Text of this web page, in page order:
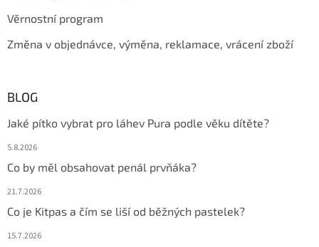
s
Věrnostní program
Změna v objednávce, výměna, reklamace, vrácení zboží
BLOG
Jaké pítko vybrat pro láhev Pura podle věku dítěte?
5.8.2026
Co by měl obsahovat penál prvňáka?
21.7.2026
Co je Kitpas a čím se liší od běžných pastelek?
15.7.2026